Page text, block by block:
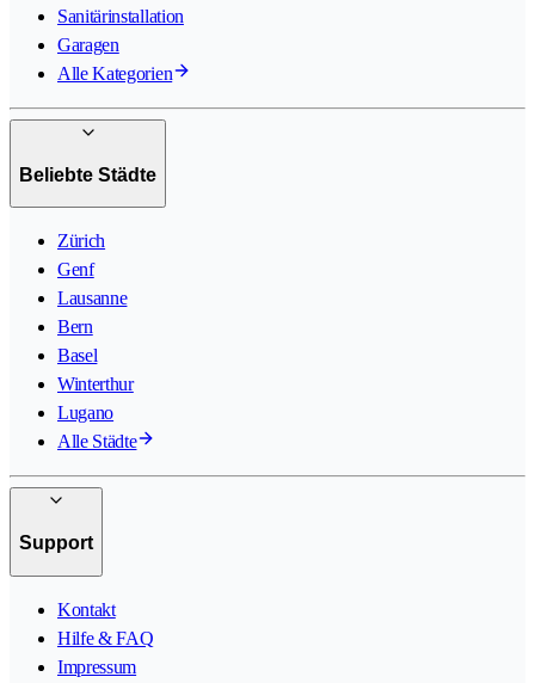
Sanitärinstallation
Garagen
Alle Kategorien
Beliebte Städte
Zürich
Genf
Lausanne
Bern
Basel
Winterthur
Lugano
Alle Städte
Support
Kontakt
Hilfe & FAQ
Impressum